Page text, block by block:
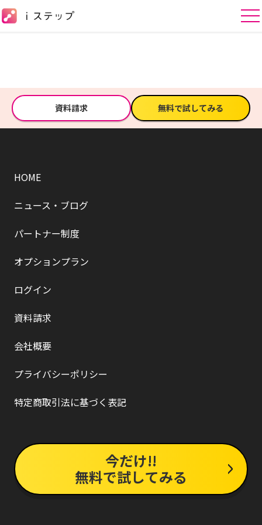
資料請求 無料で試してみる
HOME
ニュース・ブログ
パートナー制度
オプションプラン
ログイン
資料請求
会社概要
プライバシーポリシー
特定商取引法に基づく表記
今だけ!!
無料で試してみる